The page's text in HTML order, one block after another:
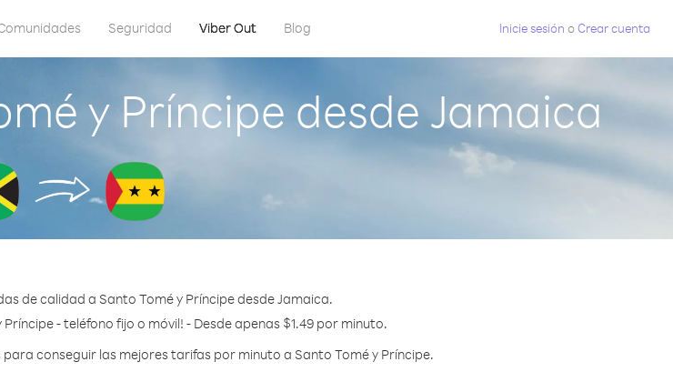
Seguridad Viber Out Blog Inicie sesión oCrear cuenta
y Príncipe desde Jamaica
de calidad a Santo Tomé y Príncipe desde Jamaica.
- teléfono fijo o móvil! - Desde apenas $1.49 por minuto.
conseguir las mejores tarifas por minuto a Santo Tomé y Príncipe.